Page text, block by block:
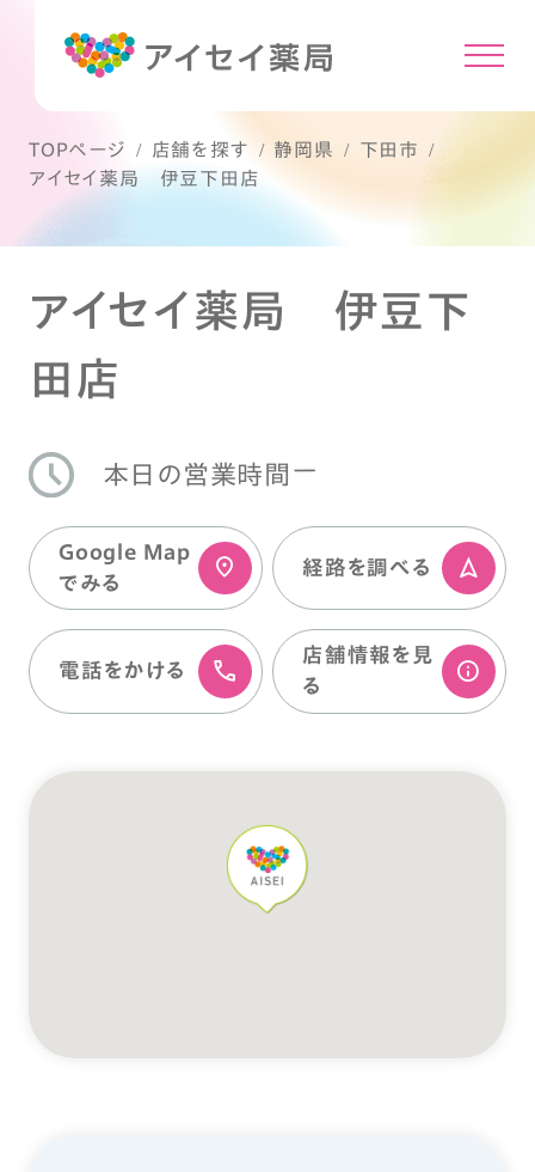
TOPページ 店舗を探す 静岡県
下田市
アイセイ薬局 伊豆下田店
アイセイ薬局 伊豆下
田店
本日の営業時間 ー
Google Map
でみる
経路を調べる
電話をかける
店舗情報を⾒
る